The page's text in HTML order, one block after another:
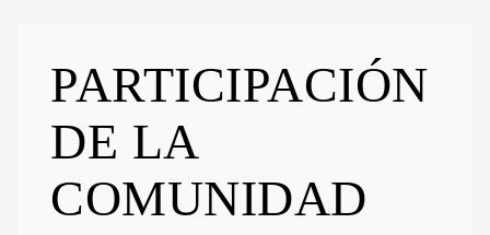
PARTICIPACIÓN
DE LA
COMUNIDAD